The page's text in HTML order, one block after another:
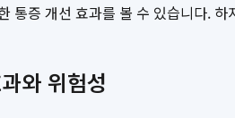
통증 개선 효과를 볼 수 있습니다.
와 위험성